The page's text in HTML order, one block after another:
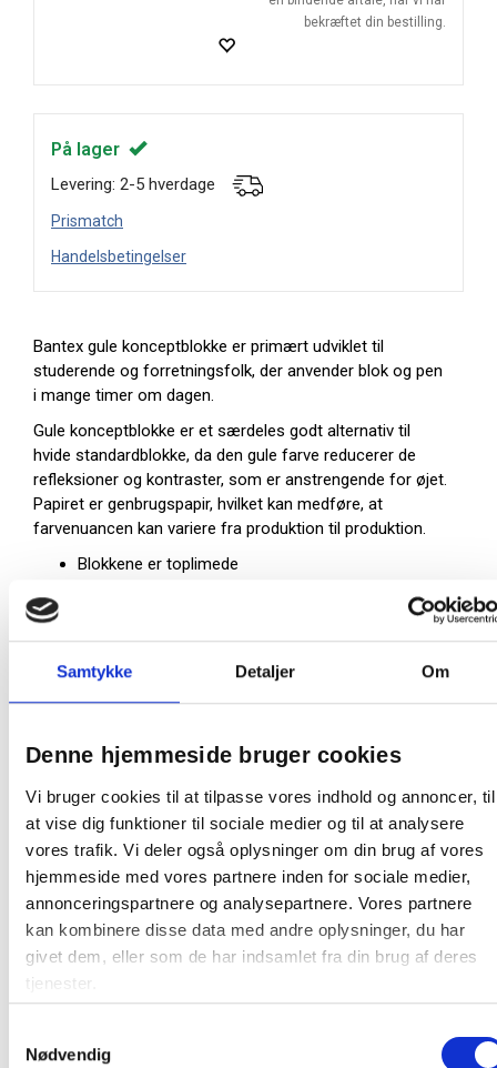
Samtykke Detaljer Om
Denne hjemmeside bruger cookies
Vi bruger cookies til at tilpasse vores indhold og annoncer, til
at vise dig funktioner til sociale medier og til at analysere
vores trafik. Vi deler også oplysninger om din brug af vores
hjemmeside med vores partnere inden for sociale medier,
annonceringspartnere og analysepartnere. Vores partnere
kan kombinere disse data med andre oplysninger, du har
givet dem, eller som de har indsamlet fra din brug af deres
tjenester.
Nødvendig
bekræftet din bestilling.
På lager
Levering: 2-5 hverdage
Prismatch
Handelsbetingelser
Bantex gule konceptblokke er primært udviklet til
studerende og forretningsfolk, der anvender blok og pen
i mange timer om dagen.
Gule konceptblokke er et særdeles godt alternativ til
hvide standardblokke, da den gule farve reducerer de
refleksioner og kontraster, som er anstrengende for øjet.
Papiret er genbrugspapir, hvilket kan medføre, at
farvenuancen kan variere fra produktion til produktion.
Blokkene er toplimede
Papirkvalitet: 80g
Antal ark: 100
Hulning: 4 huller
Margin: Rød
Miljø: Blomsten EU-ecolabel
Farve: Gul
Oprindelsesland: Tyskland
Producent: Bantex
EU Ecolabel